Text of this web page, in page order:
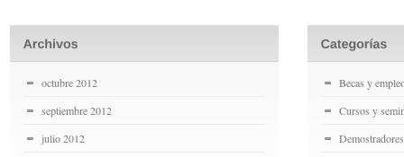
octubre 2012
septiembre 2012
julio 2012
Becas y
Cursos y
Demostradores